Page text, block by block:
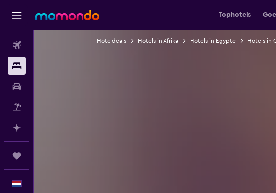
Tophotels
Hoteldeals Hotels in Afrika Hotels in Egypte Hotels in